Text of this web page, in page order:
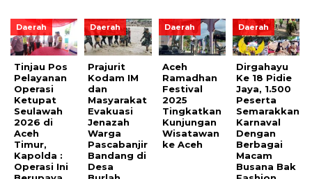
Daerah
Tinjau Pos
Pelayanan
Operasi
Ketupat
Seulawah
2026 di
Aceh
Timur,
Kapolda :
Operasi Ini
Daerah
Prajurit
Kodam IM
dan
Masyarakat
Evakuasi
Jenazah
Warga
Pascabanjir
Bandang di
Desa
Daerah
Aceh
Ramadhan
Festival
2025
Tingkatkan
Kunjungan
Wisatawan
ke Aceh
Daerah
Dirgahayu
Ke 18 Pidie
Jaya, 1.500
Peserta
Semarakkan
Karnaval
Dengan
Berbagai
Macam
Busana Bak